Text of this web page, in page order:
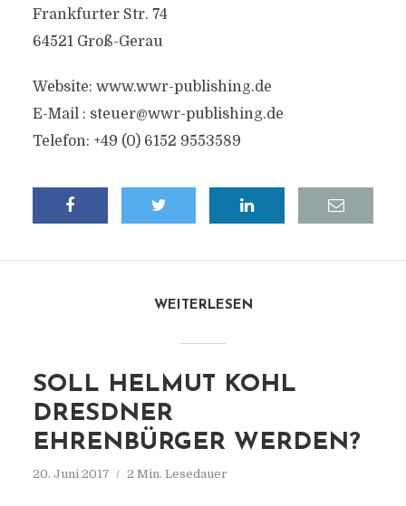
Frankfurter Str. 74
64521 Groß-Gerau
Website: www.wwr-publishing.de
E-Mail : steuer@wwr-publishing.de
Telefon: +49 (0) 6152 9553589
WEITERLESEN
SOLL HELMUT KOHL
DRESDNER
EHRENBÜRGER WERDEN?
20. Juni 2017 2 Min. Lesedauer